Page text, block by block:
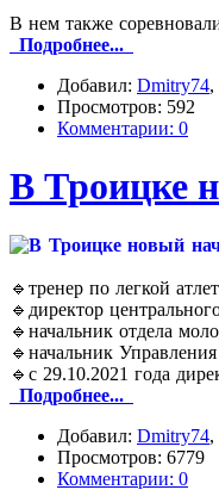
В нем также
Подробнее...
Добавил: Dmitry74,
Просмотров: 592
Комментарии: 0
В Троицке
🔹тренер по легкой
🔹директор
🔹начальник отдела
🔹начальник
🔹с 29.10.2021 года
Подробнее...
Добавил: Dmitry74,
Просмотров: 6779
Комментарии: 0